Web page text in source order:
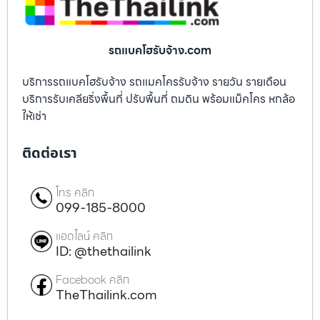
รถแบคโฮรับจ้าง.com
บริการรถแบคโฮรับจ้าง รถแมคโครรับจ้าง รายวัน รายเดือน
บริการรับเคลียริ่งพื้นที่ ปรับพื้นที่ ถมดิน พร้อมแม็คโคร หกล้อ
ให้เช่า
ติดต่อเรา
โทร คลิก
099-185-8000
แอดไลน์ คลิก
ID: @thethailink
Facebook คลิก
TheThailink.com